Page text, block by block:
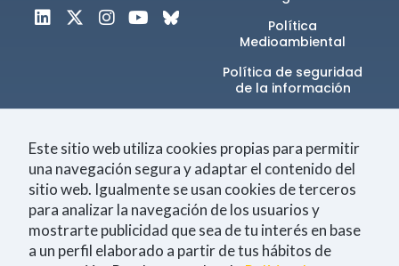
Política
Medioambiental
Política de seguridad
de la información​
Únete a la comunidad
Este sitio web utiliza cookies propias para permitir
una navegación segura y adaptar el contenido del
sitio web. Igualmente se usan cookies de terceros
para analizar la navegación de los usuarios y
mostrarte publicidad que sea de tu interés en base
a un perfil elaborado a partir de tus hábitos de